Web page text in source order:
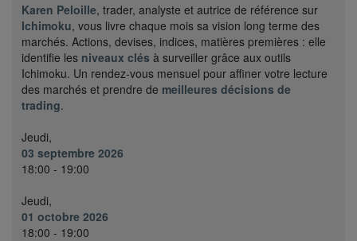
Karen Peloille, trader, analyste et autrice de référence sur
Ichimoku, vous livre chaque mois sa vision long terme des
marchés. Actions, devises, indices, matières premières : elle
identifie les niveaux clés à surveiller grâce aux outils
Ichimoku. Un rendez-vous mensuel pour affiner votre lecture
des marchés et prendre de meilleures décisions de
trading.
Jeudi,
03 septembre 2026
18:00 - 19:00
Jeudi,
01 octobre 2026
18:00 - 19:00